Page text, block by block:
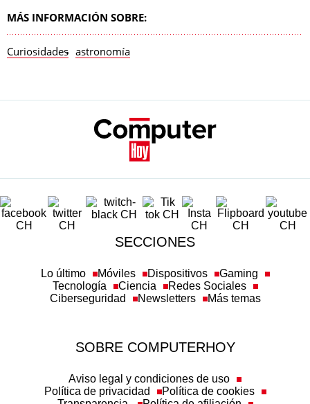
MÁS INFORMACIÓN SOBRE:
Curiosidades astronomía
SECCIONES
Lo último Móviles Dispositivos
Gaming
Tecnología
Ciencia
Redes Sociales
Ciberseguridad
Newsletters Más temas
SOBRE COMPUTERHOY
Aviso legal y condiciones de uso
Política de privacidad
Política de cookies